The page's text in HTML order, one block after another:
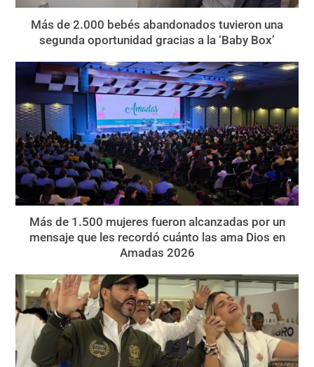
Más de 2.000 bebés abandonados tuvieron una
segunda oportunidad gracias a la ‘Baby Box’
Más de 1.500 mujeres fueron alcanzadas por un
mensaje que les recordó cuánto las ama Dios en
Amadas 2026